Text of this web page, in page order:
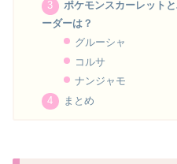
ポケモンスカーレット
ーダーは？
グルーシャ
コルサ
ナンジャモ
まとめ